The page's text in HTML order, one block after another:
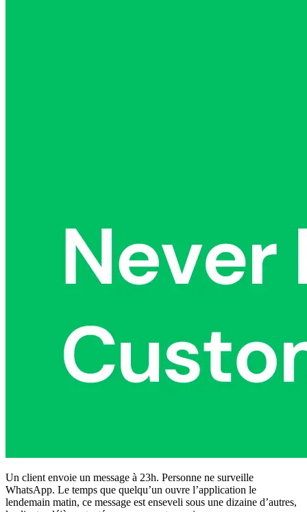
Un client envoie un message à 23h. Personne ne surveille
WhatsApp. Le temps que quelqu’un ouvre l’application le
lendemain matin, ce message est enseveli sous une dizaine d’autres,